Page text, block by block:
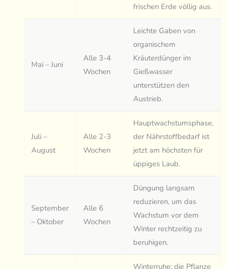
frischen Erde völlig aus.
Mai – Juni
Alle 3-4
Wochen
Leichte Gaben von
organischem
Kräuterdünger im
Gießwasser
unterstützen den
Austrieb.
Juli –
August
Alle 2-3
Wochen
Hauptwachstumsphase,
der Nährstoffbedarf ist
jetzt am höchsten für
üppiges Laub.
September
– Oktober
Alle 6
Wochen
Düngung langsam
reduzieren, um das
Wachstum vor dem
Winter rechtzeitig zu
beruhigen.
Winterruhe; die Pflanze